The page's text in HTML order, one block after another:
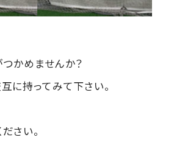
かめませんか？
に持ってみて下さい。
さい。